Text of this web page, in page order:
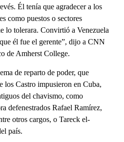
Él tenía que agradecer a los
como puestos o sectores
lo tolerara. Convirtió a Venezuela
él fue el gerente”, dijo a CNN
de Amherst College.
de reparto de poder, que
los Castro impusieron en Cuba,
del chavismo, como
defenestrados Rafael Ramírez,
otros cargos, o Tareck el-
país.